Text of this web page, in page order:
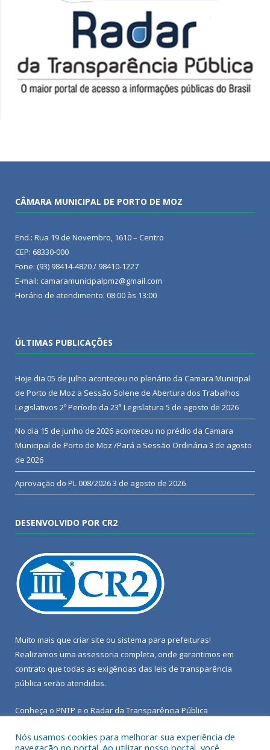
CÂMARA MUNICIPAL DE PORTO DE MOZ
End.: Rua 19 de Novembro, 1610 – Centro
CEP: 68330-000
Fone: (93) 98414-4820 / 98410-1227
E-mail: camaramunicipalpmz@gmail.com
Horário de atendimento: 08:00 às 13:00
ÚLTIMAS PUBLICAÇÕES
Hoje dia 05 de julho aconteceu no plenário da Camara Municipal
de Porto de Moz a Sessão Solene de Abertura dos Trabalhos
Legislativos 2º Período da 23ª Legislatura 5 de agosto de 2026
No dia 15 de junho de 2026 aconteceu no prédio da Camara
Municipal de Porto de Moz /Pará a Sessão Ordinária 3 de agosto
de 2026
Aprovação do PL 008/20263 de agosto de 2026
DESENVOLVIDO POR CR2
Muito mais que criar site ou sistema para prefeituras!
Realizamos uma assessoria completa, onde garantimos em
contrato que todas as exigências das leis de transparência
pública serão atendidas.
Conheça o PNTP e o Radar da Transparência Pública
Nós usamos cookies para melhorar sua experiência de
navegação no portal. Ao utilizar nosso portal, você